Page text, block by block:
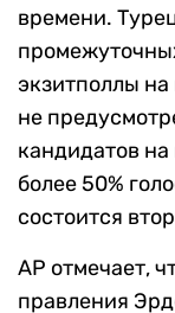
времени.
экзитполлы
не
кандидатов
более 50%
состоится
АР отмечает,
правления